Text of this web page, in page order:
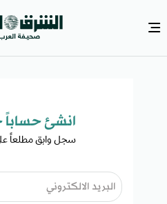
انشئ
سجل وابق مطلعاً على